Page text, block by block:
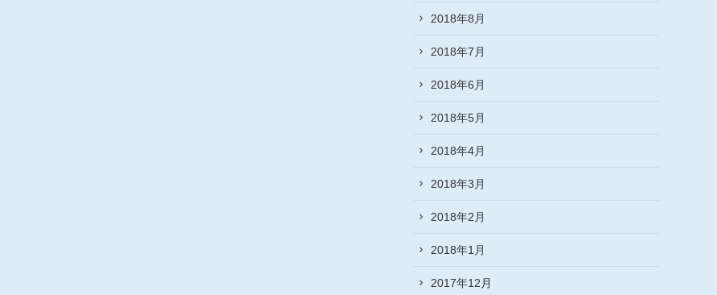
2018年8月
2018年7月
2018年6月
2018年5月
2018年4月
2018年3月
2018年2月
2018年1月
2017年12月